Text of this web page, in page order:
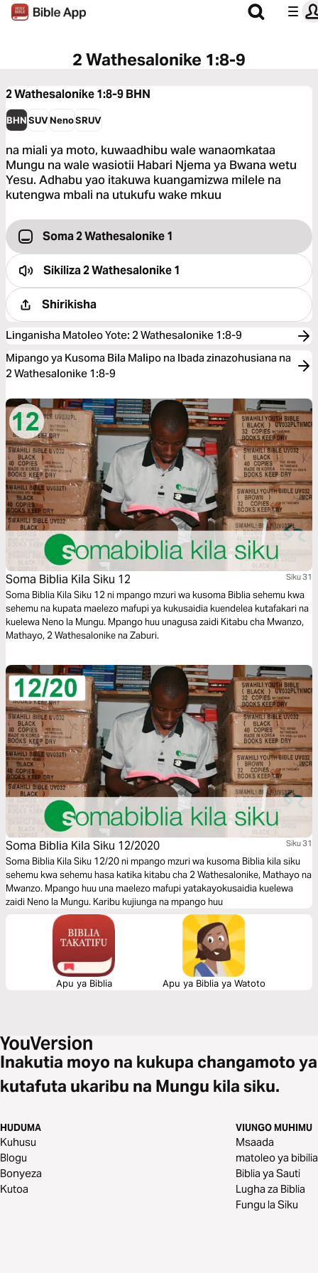
2 Wathesalonike 1:8-9
2 Wathesalonike 1:8-9BHN
BHNSUVNenoSRUV
na miali ya moto, kuwaadhibu wale wanaomkataa
Mungu na wale wasiotii Habari Njema ya Bwana wetu
Yesu. Adhabu yao itakuwa kuangamizwa milele na
kutengwa mbali na utukufu wake mkuu
Soma 2 Wathesalonike 1
Sikiliza2 Wathesalonike 1
Shirikisha
Linganisha Matoleo Yote: 2 Wathesalonike 1:8-9
Mipango ya Kusoma Bila Malipo na Ibada zinazohusiana na
2 Wathesalonike 1:8-9
Soma Biblia Kila Siku 12 Siku 31
Soma Biblia Kila Siku 12 ni mpango mzuri wa kusoma Biblia sehemu kwa
sehemu na kupata maelezo mafupi ya kukusaidia kuendelea kutafakari na
kuelewa Neno la Mungu. Mpango huu unagusa zaidi Kitabu cha Mwanzo,
Mathayo, 2 Wathesalonike na Zaburi.
Soma Biblia Kila Siku 12/2020 Siku 31
Soma Biblia Kila Siku 12/20 ni mpango mzuri wa kusoma Biblia kila siku
sehemu kwa sehemu hasa katika kitabu cha 2 Wathesalonike, Mathayo na
Mwanzo. Mpango huu una maelezo mafupi yatakayokusaidia kuelewa
zaidi Neno la Mungu. Karibu kujiunga na mpango huu
Apu ya Biblia Apu ya Biblia ya Watoto
Inakutia moyo na kukupa changamoto ya
kutafuta ukaribu na Mungu kila siku.
HUDUMA
Kuhusu
Blogu
Bonyeza
Kutoa
VIUNGO MUHIMU
Msaada
matoleo ya bibilia
Biblia ya Sauti
Lugha za Biblia
Fungu la Siku